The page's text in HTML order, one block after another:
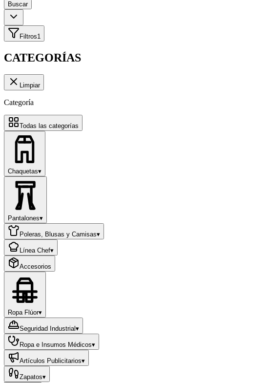
Buscar
Filtros1
CATEGORÍAS
Limpiar
Categoría
Todas las categorías
Chaquetas▾
Pantalones▾
Poleras, Blusas y Camisas▾
Línea Chef▾
Accesorios
Ropa Flúor▾
Seguridad Industrial ▾
Ropa e Insumos Médicos▾
Artículos Publicitarios▾
Zapatos▾